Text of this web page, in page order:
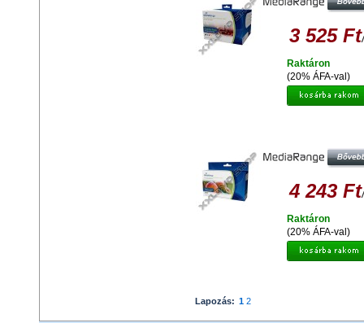
3 525 Ft
(20% ÁFA-val)
Raktáron
MULTIPACK (2)
4 243 Ft
(20% ÁFA-val)
Raktáron
Lapozás: 1 2